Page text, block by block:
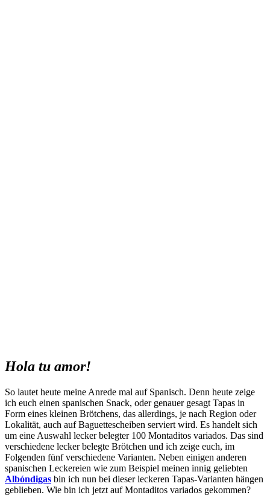
Hola tu amor!
So lautet heute meine Anrede mal auf Spanisch. Denn heute zeige
ich euch einen spanischen Snack, oder genauer gesagt Tapas in
Form eines kleinen Brötchens, das allerdings, je nach Region oder
Lokalität, auch auf Baguettescheiben serviert wird. Es handelt sich
um eine Auswahl lecker belegter 100 Montaditos variados. Das sind
verschiedene lecker belegte Brötchen und ich zeige euch, im
Folgenden fünf verschiedene Varianten. Neben einigen anderen
spanischen Leckereien wie zum Beispiel meinen innig geliebten
Albóndigas bin ich nun bei dieser leckeren Tapas-Varianten hängen
geblieben. Wie bin ich jetzt auf Montaditos variados gekommen?